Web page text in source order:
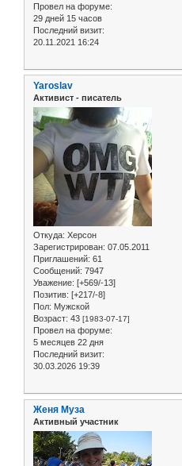
Провел на форуме:
29 дней 15 часов
Последний визит:
20.11.2021 16:24
Yaroslav
Активист - писатель
Откуда: Херсон
Зарегистрирован: 07.05.2011
Приглашений: 61
Сообщений: 7947
Уважение: [+569/-13]
Позитив: [+217/-8]
Пол: Мужской
Возраст: 43 [1983-07-17]
Провел на форуме:
5 месяцев 22 дня
Последний визит:
30.03.2026 19:39
Женя Муза
Активный участник